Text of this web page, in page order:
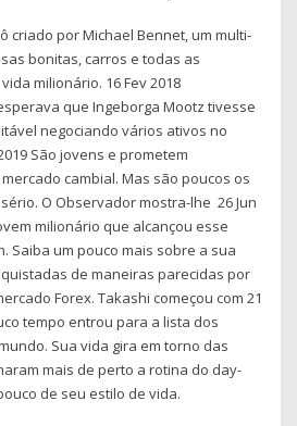
criado por Michael Bennet, um multi-
bonitas, carros e todas as
milionário. 16 Fev 2018
que Ingeborga Mootz tivesse
negociando vários ativos no
São jovens e prometem
cambial. Mas são poucos os
O Observador mostra-lhe 26 Jun
milionário que alcançou esse
Saiba um pouco mais sobre a sua
de maneiras parecidas por
Forex. Takashi começou com 21
tempo entrou para a lista dos
Sua vida gira em torno das
mais de perto a rotina do day-
de seu estilo de vida.